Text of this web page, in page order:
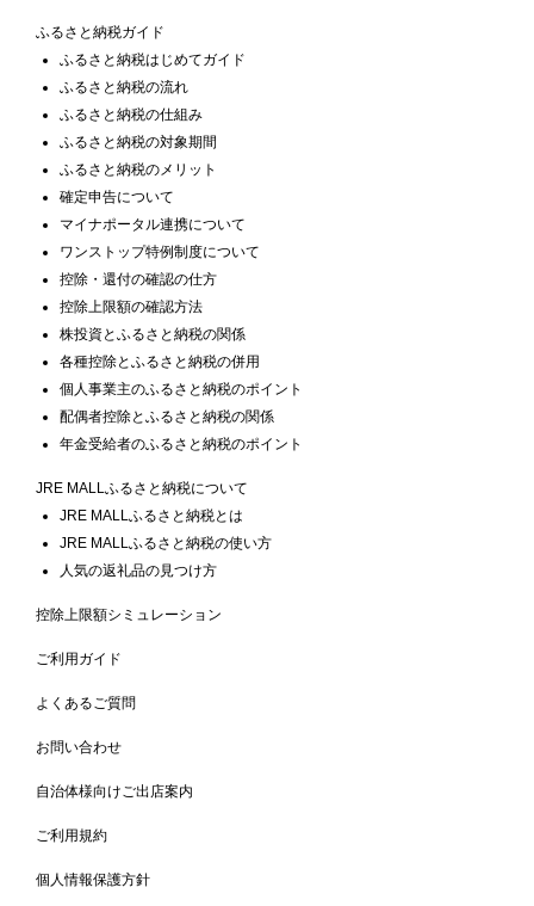
ふるさと納税ガイド
ふるさと納税はじめてガイド
ふるさと納税の流れ
ふるさと納税の仕組み
ふるさと納税の対象期間
ふるさと納税のメリット
確定申告について
マイナポータル連携について
ワンストップ特例制度について
控除・還付の確認の仕方
控除上限額の確認方法
株投資とふるさと納税の関係
各種控除とふるさと納税の併用
個人事業主のふるさと納税のポイント
配偶者控除とふるさと納税の関係
年金受給者のふるさと納税のポイント
JRE MALLふるさと納税について
JRE MALLふるさと納税とは
JRE MALLふるさと納税の使い方
人気の返礼品の見つけ方
控除上限額シミュレーション
ご利用ガイド
よくあるご質問
お問い合わせ
自治体様向けご出店案内
ご利用規約
個人情報保護方針